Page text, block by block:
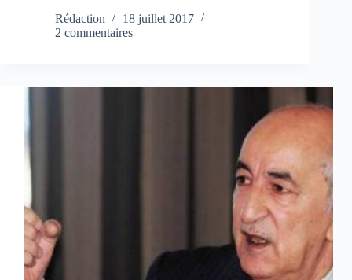
Rédaction
18 juillet 2017
2 commentaires